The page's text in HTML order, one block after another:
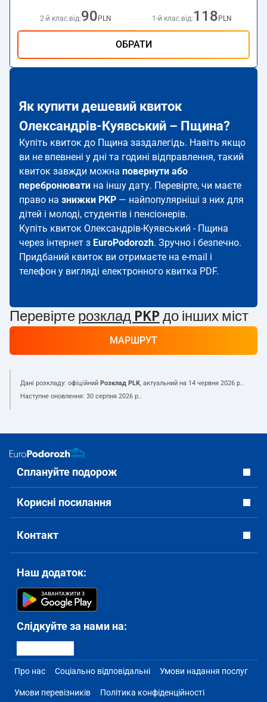
2-й клас від:90 PLN 1-й клас від: 118 PLN
ОБРАТИ
Як купити дешевий квиток
Олександрів-Куявський – Пщина?
Купіть квиток до Пщина заздалегідь. Навіть якщо
ви не впевнені у дні та годині відправлення, такий
квиток завжди можна повернути або
перебронювати на іншу дату. Перевірте, чи маєте
право на знижки PKP — найпопулярніші з них для
дітей і молоді, студентів і пенсіонерів.
Купіть квиток Олександрів-Куявський - Пщина
через інтернет з EuroPodorozh. Зручно і безпечно.
Придбаний квиток ви отримаєте на e-mail і
телефон у вигляді електронного квитка PDF.
Перевірте розклад PKP до інших міст
МАРШРУТ
Дані розкладу: офіційний Розклад PLK, актуальний на 14 червня 2026 р..
Наступне оновлення: 30 серпня 2026 р..
Сплануйте подорож
Корисні посилання
Контакт
Наш додаток:
Слідкуйте за нами на:
Про нас Соціально відповідальні Умови надання послуг
Умови перевізників Політика конфіденційності